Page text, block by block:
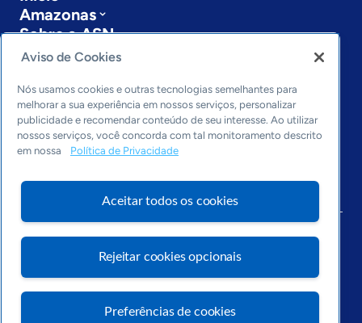
Amazonas
Sobre a ASN
Últimas notícias
Editorias
Economia & Política
Inovação & Tecnologia
Dados
Visite o Portal Sebrae
Aviso de Cookies
Nós usamos cookies e outras tecnologias semelhantes para
melhorar a sua experiência em nossos serviços, personalizar
publicidade e recomendar conteúdo de seu interesse. Ao utilizar
nossos serviços, você concorda com tal monitoramento descrito
em nossa
Política de Privacidade
Aceitar todos os cookies
Rejeitar cookies opcionais
Preferências de cookies